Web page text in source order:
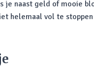
je naast geld of mooie
helemaal vol te